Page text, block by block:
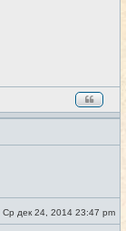
#23
С
о
Ср дек 24, 2014 23:47 pm